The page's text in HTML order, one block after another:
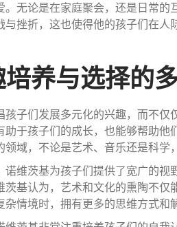
。无论是在家庭聚会，还是日常
与挫折，这也使得他的孩子们在人
养与选择的
孩子们发展多元化的兴趣，而不
助于孩子们的成长，也能够帮助
域，不论是艺术、音乐还是科学
诺维茨基为孩子们提供了宽广的
茨基认为，艺术和文化的熏陶不
杂情境时，拥有更多的思维方式和